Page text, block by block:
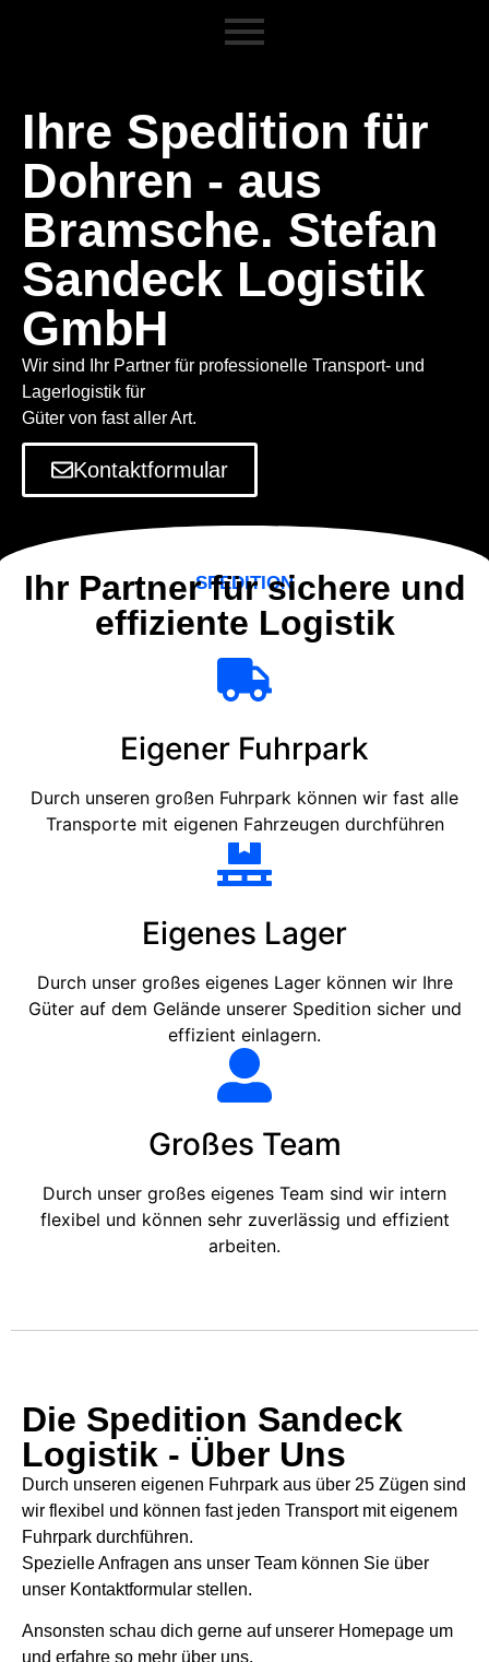
Ihre Spedition für
Dohren - aus
Bramsche. Stefan
Sandeck Logistik
GmbH
Wir sind Ihr Partner für professionelle Transport- und
Lagerlogistik für
Güter von fast aller Art.
Kontaktformular
SPEDITION
Ihr Partner für sichere und
effiziente Logistik
Eigener Fuhrpark
Durch unseren großen Fuhrpark können wir fast alle
Transporte mit eigenen Fahrzeugen durchführen
Eigenes Lager
Durch unser großes eigenes Lager können wir Ihre
Güter auf dem Gelände unserer Spedition sicher und
effizient einlagern.
Großes Team
Durch unser großes eigenes Team sind wir intern
flexibel und können sehr zuverlässig und effizient
arbeiten.
Die Spedition Sandeck
Logistik - Über Uns
Durch unseren eigenen Fuhrpark aus über 25 Zügen sind
wir flexibel und können fast jeden Transport mit eigenem
Fuhrpark durchführen.
Spezielle Anfragen ans unser Team können Sie über
unser Kontaktformular stellen.
Ansonsten schau dich gerne auf unserer Homepage um
und erfahre so mehr über uns.